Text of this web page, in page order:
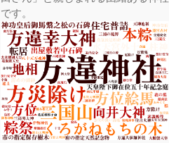
です。